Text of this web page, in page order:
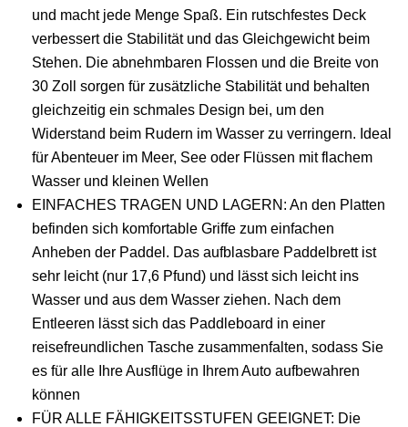
und macht jede Menge Spaß. Ein rutschfestes Deck
verbessert die Stabilität und das Gleichgewicht beim
Stehen. Die abnehmbaren Flossen und die Breite von
30 Zoll sorgen für zusätzliche Stabilität und behalten
gleichzeitig ein schmales Design bei, um den
Widerstand beim Rudern im Wasser zu verringern. Ideal
für Abenteuer im Meer, See oder Flüssen mit flachem
Wasser und kleinen Wellen
EINFACHES TRAGEN UND LAGERN: An den Platten
befinden sich komfortable Griffe zum einfachen
Anheben der Paddel. Das aufblasbare Paddelbrett ist
sehr leicht (nur 17,6 Pfund) und lässt sich leicht ins
Wasser und aus dem Wasser ziehen. Nach dem
Entleeren lässt sich das Paddleboard in einer
reisefreundlichen Tasche zusammenfalten, sodass Sie
es für alle Ihre Ausflüge in Ihrem Auto aufbewahren
können
FÜR ALLE FÄHIGKEITSSTUFEN GEEIGNET: Die